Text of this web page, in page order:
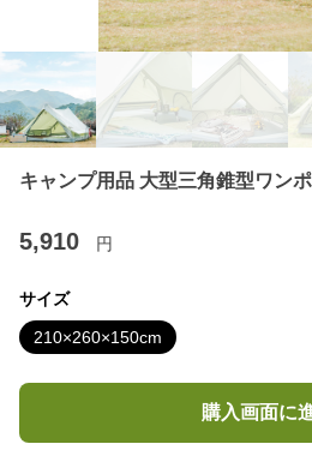
キャンプ用品 大型三角錐型ワン
5,910 円
サイズ
210×260×150cm
購入画面に